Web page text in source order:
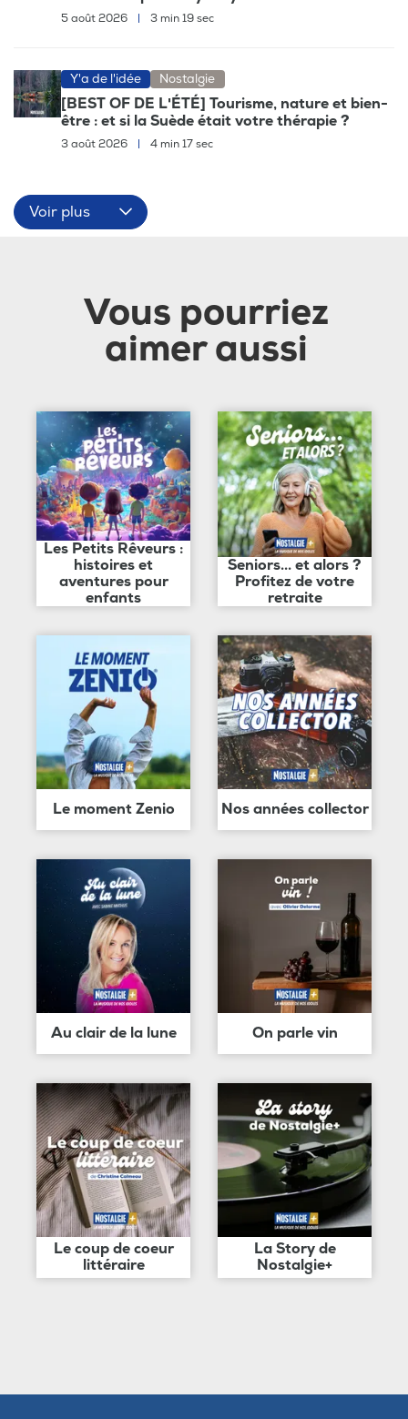
5 août 2026 3 min 19 sec
Y'a de l'idée Nostalgie
[BEST OF DE L'ÉTÉ] Tourisme, nature et bien-
être : et si la Suède était votre thérapie ?
3 août 2026 | 4 min 17 sec
Voir plus
Vous pourriez
aimer aussi
Les Petits Rêveurs :
histoires et
aventures pour
enfants
Seniors... et alors ?
Profitez de votre
retraite
Le moment Zenio Nos années collector
Au clair de la lune On parle vin
Le coup de coeur
littéraire
La Story de
Nostalgie+